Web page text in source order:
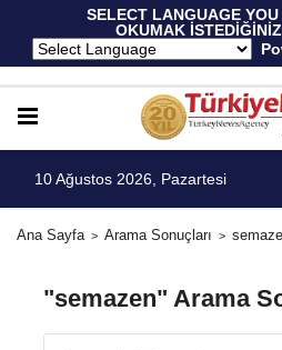
SELECT LANGUAGE
OKUMAK
10 Ağustos 2026, Pazartesi
Ana Sayfa Arama Sonuçları
"semazen" Arama